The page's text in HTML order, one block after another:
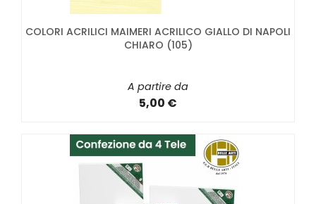
COLORI ACRILICI MAIMERI ACRILICO GIALLO DI NAPOLI
CHIARO (105)
A partire da
5,00 €